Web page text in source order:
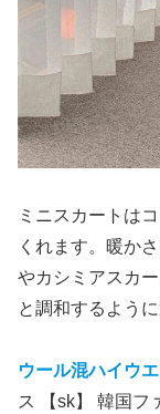
ミニスカートは
くれます。暖か
やカシミアスカ
と調和するように
ウール混ハイウ
ス 【sk】 韓国フ